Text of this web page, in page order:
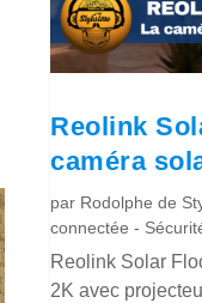
Reolink
caméra
par Rodolphe de
connectée -
Reolink Solar
2K avec